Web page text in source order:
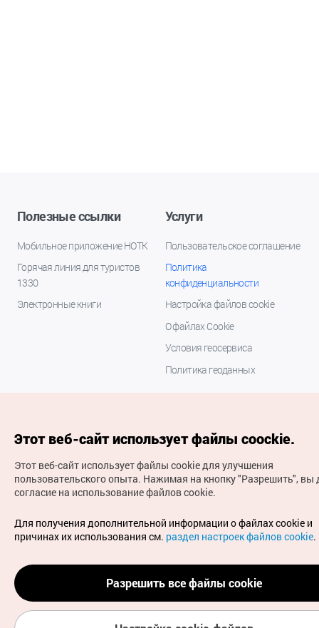
Полезные ссылки
Мобильное приложение НОТК
Горячая линия для туристов
1330
Электронные книги
Услуги
Пользовательское соглашение
Политика
конфиденциальности
Настройка файлов cookie
О файлах Cookie
Условия геосервиса
Политика геоданных
(с) Национальная организация туризма Кореи Все
права защищены
Для извещения об ошибках и проблемах, связанных с
работой веб-сайта, направляйте ваши запросы на
официальный адрес электронной почты
russian@knto.or.kr
Этот веб-сайт использует файлы coockie.
Этот веб-сайт использует файлы cookie для улучшения
пользовательского опыта. Нажимая на кнопку "Разрешить", вы
согласие на использование файлов cookie.
Для получения дополнительной информации о файлах cookie и
причинах их использования см. раздел настроек файлов cookie.
Разрешить все файлы cookie